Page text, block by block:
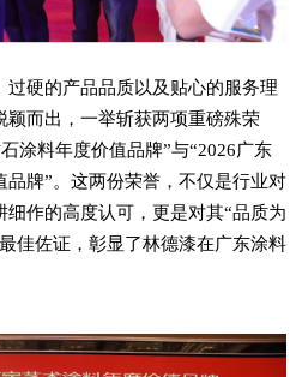
硬的产品品质以及贴心的服务理
颖而出，一举斩获两项重磅殊荣
涂料年度价值品牌”与“2026广东
牌”。这两份荣誉，不仅是行业对
作的高度认可，更是对其“品质为
佳佐证，彰显了林德漆在广东涂料